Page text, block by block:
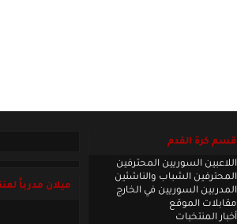
قسم كرة القدم
اللاعبين السوريين المحترفين
المحترفين الشباب والناشئين
المدربين السوريين في الخارج
مقابلات الموقع
أخبار المنتخبات
ميلان مدرباً